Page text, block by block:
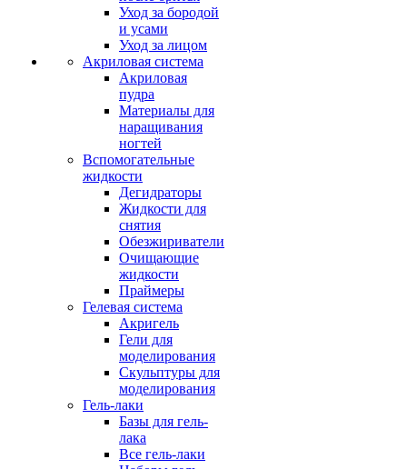
Уход за бородой
и усами
Уход за лицом
Акриловая система
Акриловая
пудра
Материалы для
наращивания
ногтей
Вспомогательные
жидкости
Дегидраторы
Жидкости для
снятия
Обезжириватели
Очищающие
жидкости
Праймеры
Гелевая система
Акригель
Гели для
моделирования
Скульптуры для
моделирования
Гель-лаки
Базы для гель-
лака
Все гель-лаки